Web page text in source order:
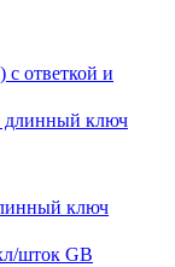
с ответкой и
ключ